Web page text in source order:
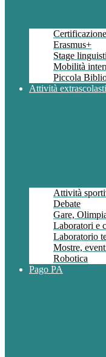
Erasmus+
Stage
Mobilità
Piccola
Attività
Attività
Debate
Gare,
Laboratori e
Laboratorio
Mostre,
Robotica
Pago PA